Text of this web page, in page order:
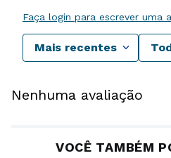
Faça login para escrever uma
Mais recentes
Nenhuma avaliação
VOCÊ TAMBÉM